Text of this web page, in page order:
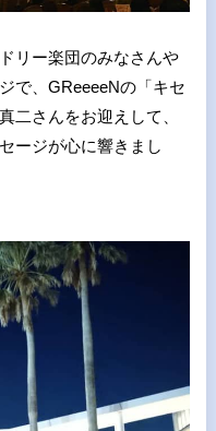
リー楽団のみなさんや
で、GReeeeNの「キセ
二さんをお迎えして、
ージが心に響きまし